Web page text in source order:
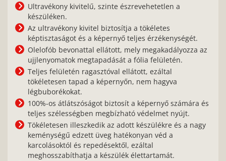
Ultravékony kivitelű, szinte észrevehetetlen a
készüléken.
Az ultravékony kivitel biztosítja a tökéletes
képtisztaságot és a képernyő teljes érzékenységét.
Olelofób bevonattal ellátott, mely megakadályozza az
ujjlenyomatok megtapadását a fólia felületén.
Teljes felületén ragasztóval ellátott, ezáltal
tökéletesen tapad a képernyőn, nem hagyva
légbuborékokat.
100%-os átlátszóságot biztosít a képernyő számára és
teljes szélességben megbízható védelmet nyújt.
Tökéletesen illeszkedik az adott készülékre és a nagy
keménységű edzett üveg hatékonyan véd a
karcolásoktól és repedésektől, ezáltal
meghosszabíthatja a készülék élettartamát.